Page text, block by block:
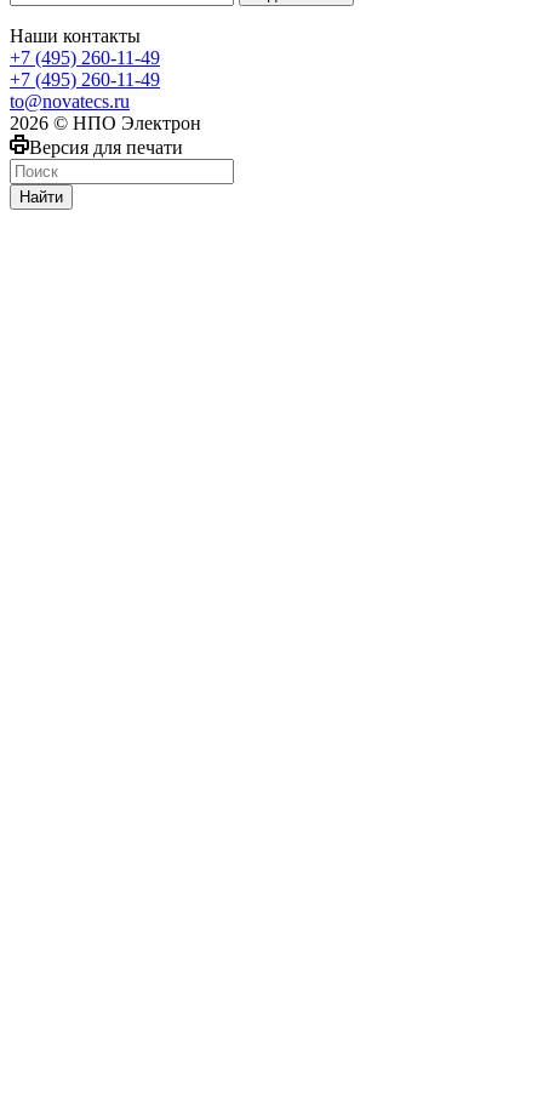
Наши контакты
+7 (495) 260-11-49
+7 (495) 260-11-49
to@novatecs.ru
2026 © НПО Электрон
Версия для печати
Найти